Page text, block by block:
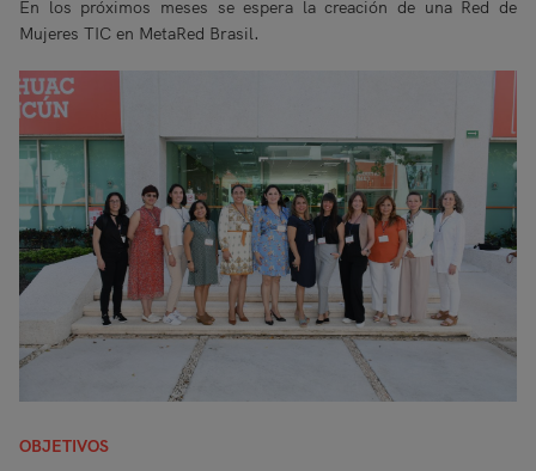
En los próximos meses se espera la creación de una Red de
Mujeres TIC en MetaRed Brasil.
OBJETIVOS